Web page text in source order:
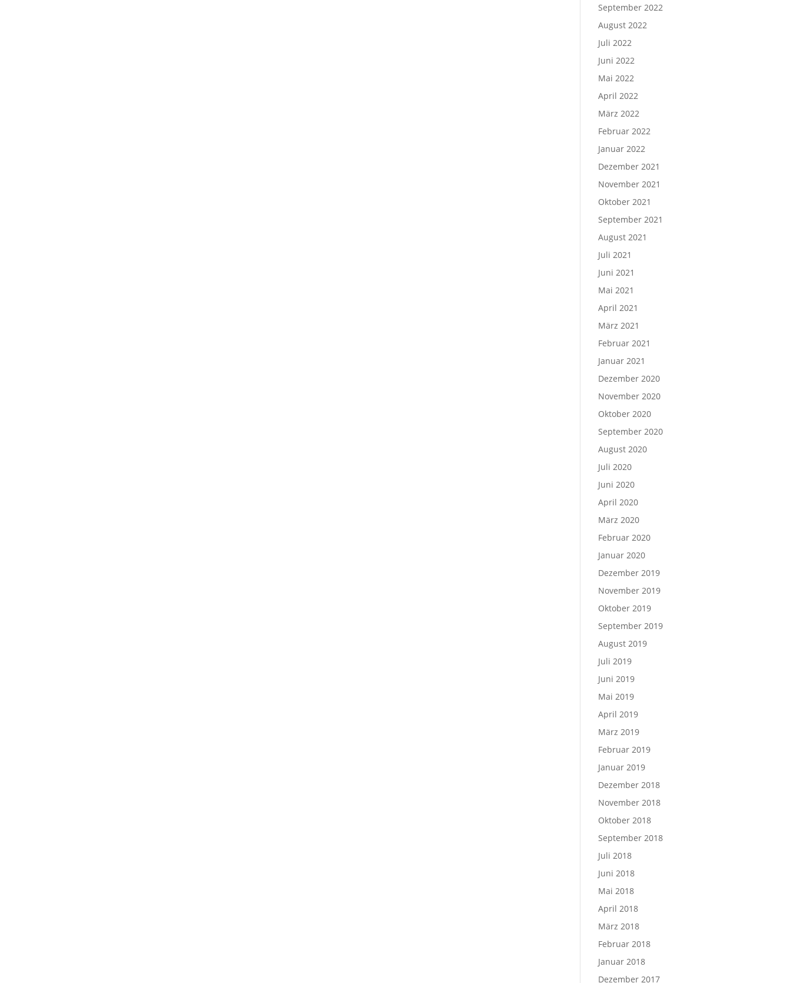
September 2022
August 2022
Juli 2022
Juni 2022
Mai 2022
April 2022
März 2022
Februar 2022
Januar 2022
Dezember 2021
November 2021
Oktober 2021
September 2021
August 2021
Juli 2021
Juni 2021
Mai 2021
April 2021
März 2021
Februar 2021
Januar 2021
Dezember 2020
November 2020
Oktober 2020
September 2020
August 2020
Juli 2020
Juni 2020
April 2020
März 2020
Februar 2020
Januar 2020
Dezember 2019
November 2019
Oktober 2019
September 2019
August 2019
Juli 2019
Juni 2019
Mai 2019
April 2019
März 2019
Februar 2019
Januar 2019
Dezember 2018
November 2018
Oktober 2018
September 2018
Juli 2018
Juni 2018
Mai 2018
April 2018
März 2018
Februar 2018
Januar 2018
Dezember 2017